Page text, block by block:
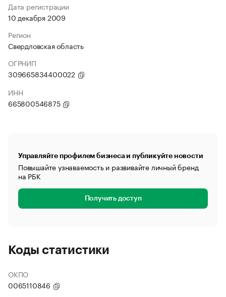
Дата регистрации
10 декабря 2009
Регион
Свердловская область
ОГРНИП
309665834400022
ИНН
665800546875
Управляйте профилем бизнеса и публикуйте новости
Повышайте узнаваемость и развивайте личный бренд
на РБК
Получить доступ
Коды статистики
ОКПО
0065110846